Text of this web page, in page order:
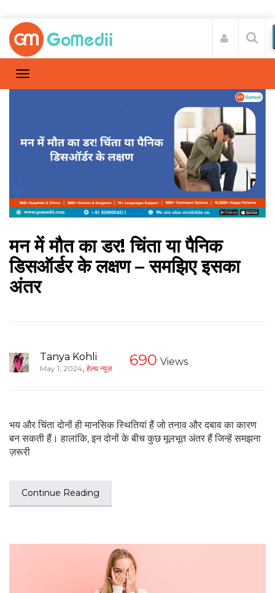
मन में मौत का डर! चिंता या पैनिक
डिसऑर्डर के लक्षण – समझिए इसका
अंतर
Tanya Kohli
May 1, 2024, हेल्थ न्यूज़ 690 Views
भय और चिंता दोनों ही मानसिक स्थितियां हैं जो तनाव और दबाव का कारण
बन सकती हैं। हालांकि, इन दोनों के बीच कुछ मूलभूत अंतर हैं जिन्हें समझना
ज़रूरी
Continue Reading